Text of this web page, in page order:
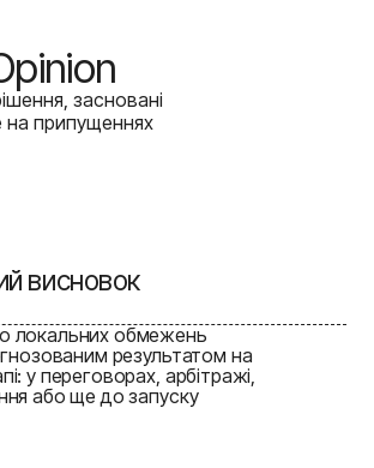
засновані
на припущеннях
висновок
локальних обмежень
результатом на
у переговорах, арбітражі,
або ще до запуску